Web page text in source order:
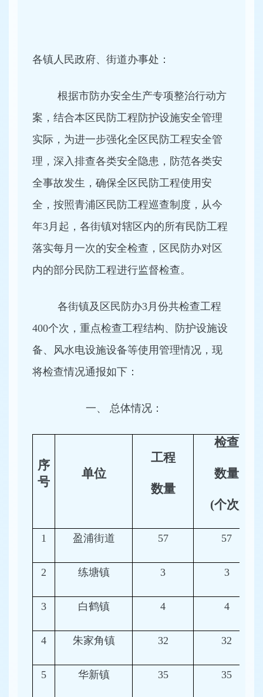
各镇人民政府、街道办事处：
根据市防办安全生产专项整治行动方
案，结合本区民防工程防护设施安全管理
实际，为进一步强化全区民防工程安全管
理，深入排查各类安全隐患，防范各类安
全事故发生，确保全区民防工程使用安
全，按照青浦区民防工程巡查制度，从今
年3月起，各街镇对辖区内的所有民防工程
落实每月一次的安全检查，区民防办对区
内的部分民防工程进行监督检查。
各街镇及区民防办3月份共检查工程
400个次，重点检查工程结构、防护设施设
备、风水电设施设备等使用管理情况，现
将检查情况通报如下：
一、 总体情况：
序
号
单位
工程
数量
检查
数量
(个次)
1 盈浦街道 57 57
2 练塘镇 3 3
3 白鹤镇 4 4
4 朱家角镇 32 32
5 华新镇 35 35